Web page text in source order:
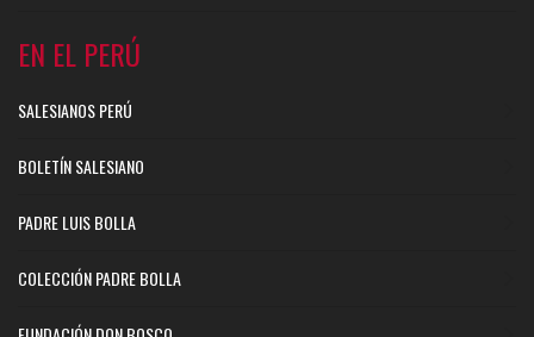
EN EL PERÚ
SALESIANOS PERÚ
BOLETÍN SALESIANO
PADRE LUIS BOLLA
COLECCIÓN PADRE BOLLA